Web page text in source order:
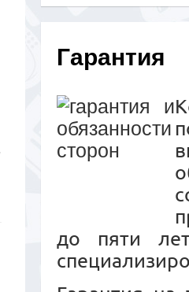
Гарантия
до пяти